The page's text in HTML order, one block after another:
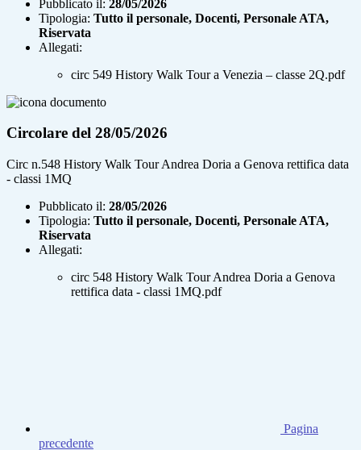
Pubblicato il: 28/05/2026
Tipologia: Tutto il personale, Docenti, Personale ATA,
Riservata
Allegati:
circ 549 History Walk Tour a Venezia – classe 2Q.pdf
Circolare del 28/05/2026
Circ n.548 History Walk Tour Andrea Doria a Genova rettifica data
- classi 1MQ
Pubblicato il: 28/05/2026
Tipologia: Tutto il personale, Docenti, Personale ATA,
Riservata
Allegati:
circ 548 History Walk Tour Andrea Doria a Genova
rettifica data - classi 1MQ.pdf
Pagina
precedente